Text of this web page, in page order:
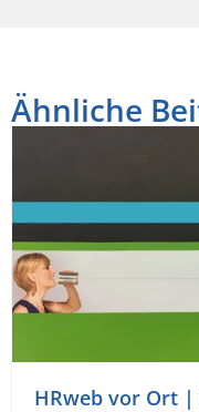
Ähnliche
HRweb vor Ort